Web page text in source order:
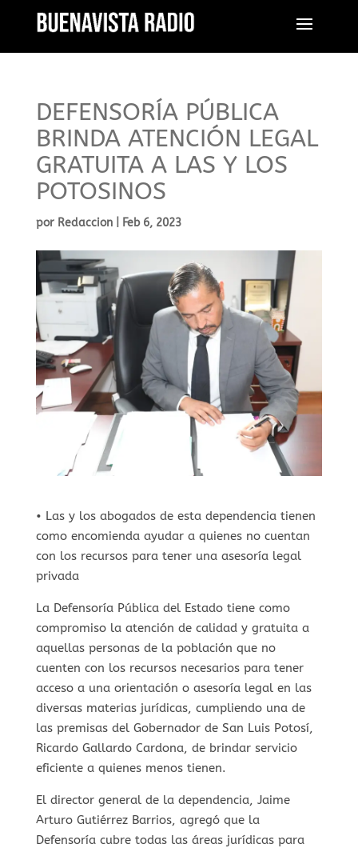
DEFENSORÍA PÚBLICA
BRINDA ATENCIÓN LEGAL
GRATUITA A LAS Y LOS
POTOSINOS
por Redaccion| Feb 6, 2023
• Las y los abogados de esta dependencia tienen
como encomienda ayudar a quienes no cuentan
con los recursos para tener una asesoría legal
privada
La Defensoría Pública del Estado tiene como
compromiso la atención de calidad y gratuita a
aquellas personas de la población que no
cuenten con los recursos necesarios para tener
acceso a una orientación o asesoría legal en las
diversas materias jurídicas, cumpliendo una de
las premisas del Gobernador de San Luis Potosí,
Ricardo Gallardo Cardona, de brindar servicio
eficiente a quienes menos tienen.
El director general de la dependencia, Jaime
Arturo Gutiérrez Barrios, agregó que la
Defensoría cubre todas las áreas jurídicas para